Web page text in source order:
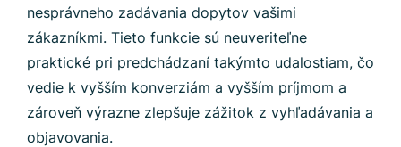
nesprávneho zadávania dopytov vašimi
zákazníkmi. Tieto funkcie sú neuveriteľne
praktické pri predchádzaní takýmto udalostiam, čo
vedie k vyšším konverziám a vyšším príjmom a
zároveň výrazne zlepšuje zážitok z vyhľadávania a
objavovania.